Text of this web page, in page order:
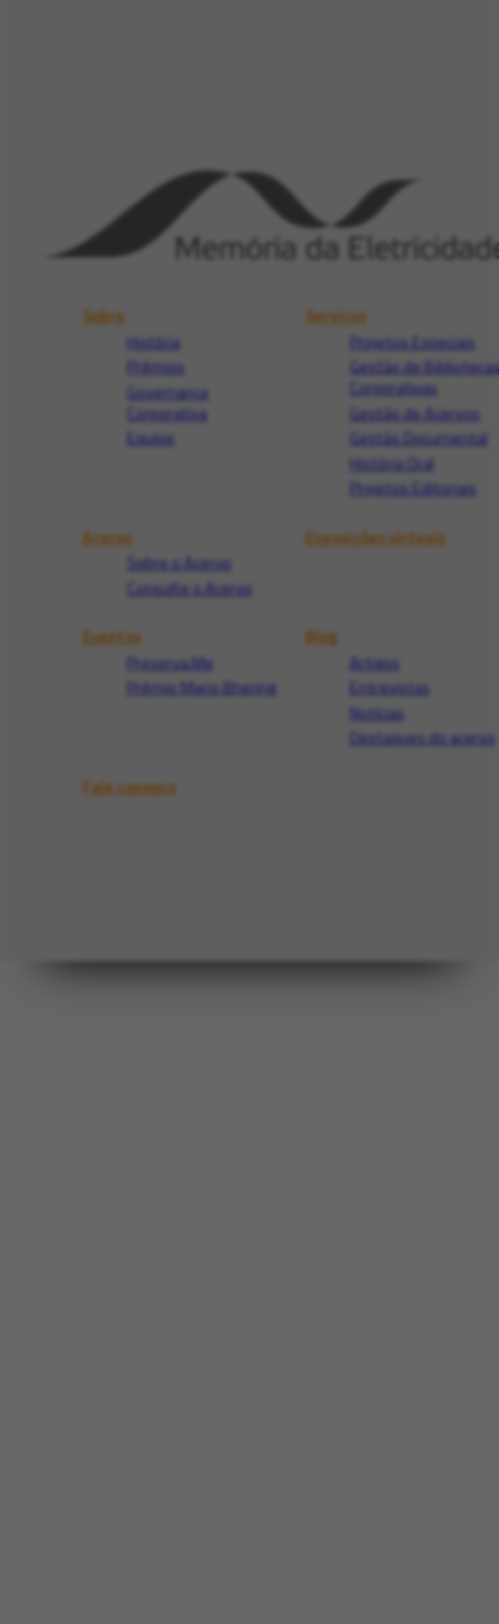
Sobre
História
Prêmios
Governança
Corporativa
Equipe
Serviços
Projetos Especiais
Gestão de Bibliotecas
Corporativas
Gestão de Acervos
Gestão Documental
História Oral
Projetos Editoriais
Acervo
Sobre o Acervo
Consulte o Acervo
Exposições virtuais
Eventos
Preserva.Me
Prêmio Mario Bhering
Blog
Artigos
Entrevistas
Notícias
Destaques do acervo
Fale conosco